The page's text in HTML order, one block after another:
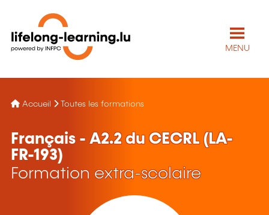
MENU
Accueil Toutes les formations
Français - A2.2 du CECRL (LA-
FR-193)
Formation extra-scolaire